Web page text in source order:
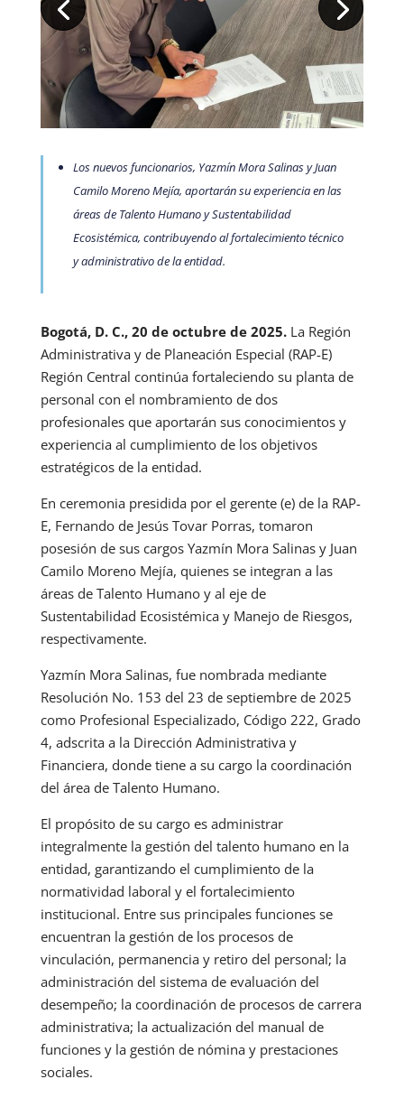
Los nuevos funcionarios, Yazmín Mora Salinas y Juan
Camilo Moreno Mejía, aportarán su experiencia en las
áreas de Talento Humano y Sustentabilidad
Ecosistémica, contribuyendo al fortalecimiento técnico
y administrativo de la entidad.
Bogotá, D. C., 20 de octubre de 2025.La Región
Administrativa y de Planeación Especial (RAP-E)
Región Central continúa fortaleciendo su planta de
personal con el nombramiento de dos
profesionales que aportarán sus conocimientos y
experiencia al cumplimiento de los objetivos
estratégicos de la entidad.
En ceremonia presidida por el gerente (e) de la RAP-
E, Fernando de Jesús Tovar Porras, tomaron
posesión de sus cargos Yazmín Mora Salinas y Juan
Camilo Moreno Mejía, quienes se integran a las
áreas de Talento Humano y al eje de
Sustentabilidad Ecosistémica y Manejo de Riesgos,
respectivamente.
Yazmín Mora Salinas, fue nombrada mediante
Resolución No. 153 del 23 de septiembre de 2025
como Profesional Especializado, Código 222, Grado
4, adscrita a la Dirección Administrativa y
Financiera, donde tiene a su cargo la coordinación
del área de Talento Humano.
El propósito de su cargo es administrar
integralmente la gestión del talento humano en la
entidad, garantizando el cumplimiento de la
normatividad laboral y el fortalecimiento
institucional. Entre sus principales funciones se
encuentran la gestión de los procesos de
vinculación, permanencia y retiro del personal; la
administración del sistema de evaluación del
desempeño; la coordinación de procesos de carrera
administrativa; la actualización del manual de
funciones y la gestión de nómina y prestaciones
sociales.